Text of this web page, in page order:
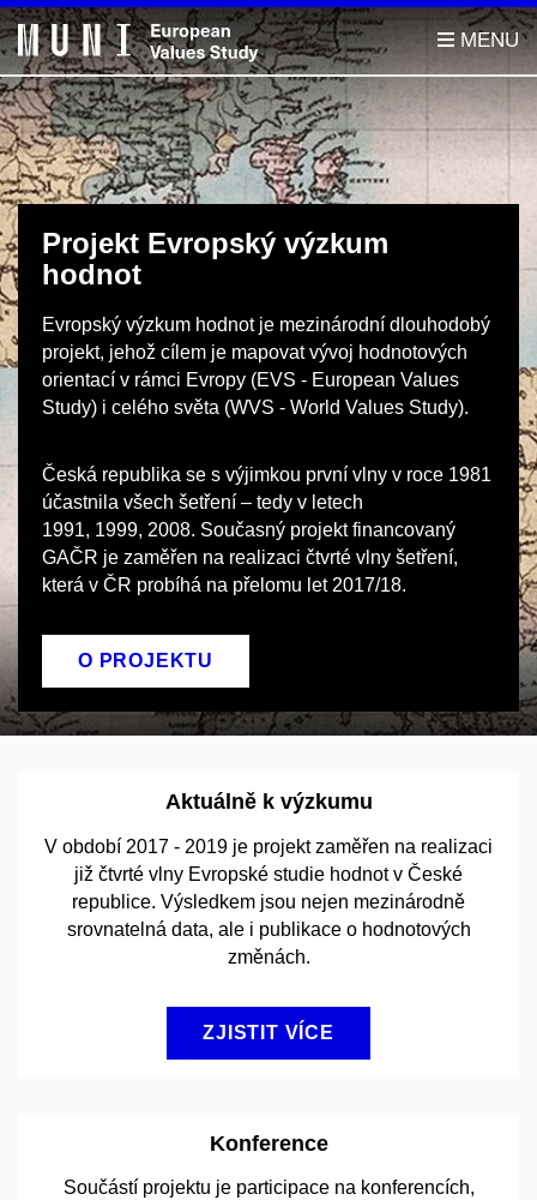
Projekt Evropský výzkum
hodnot
Evropský výzkum hodnot je mezinárodní dlouhodobý
projekt, jehož cílem je mapovat vývoj hodnotových
orientací v rámci Evropy (EVS - European Values
Study) i celého světa (WVS - World Values Study).
Česká republika se s výjimkou první vlny v roce 1981
účastnila všech šetření – tedy v letech
1991, 1999, 2008. Současný projekt financovaný
GAČR je zaměřen na realizaci čtvrté vlny šetření,
která v ČR probíhá na přelomu let 2017/18.
O PROJEKTU
Aktuálně k výzkumu
V období 2017 - 2019 je projekt zaměřen na realizaci
již čtvrté vlny Evropské studie hodnot v České
republice. Výsledkem jsou nejen mezinárodně
srovnatelná data, ale i publikace o hodnotových
změnách.
ZJISTIT VÍCE
Konference
Součástí projektu je participace na konferencích,